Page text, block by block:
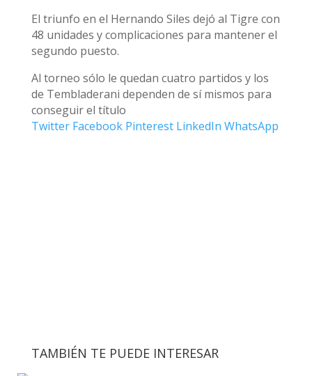
El triunfo en el Hernando Siles dejó al Tigre con
48 unidades y complicaciones para mantener el
segundo puesto.
Al torneo sólo le quedan cuatro partidos y los
de Tembladerani dependen de sí mismos para
conseguir el título
Twitter Facebook Pinterest LinkedIn WhatsApp
TAMBIÉN TE PUEDE INTERESAR